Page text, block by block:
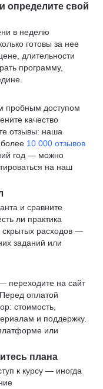
определите свой
в неделю
готовы за нее
длительности
программу,
пробным доступом
качество
отзывы: наша
10 000 отзывов
год — можно
на наш
и сравните
ли практика
скрытых расходов —
заданий или
переходите на сайт
оплатой
стоимость,
и поддержку.
или
плана
к курсу — иногда